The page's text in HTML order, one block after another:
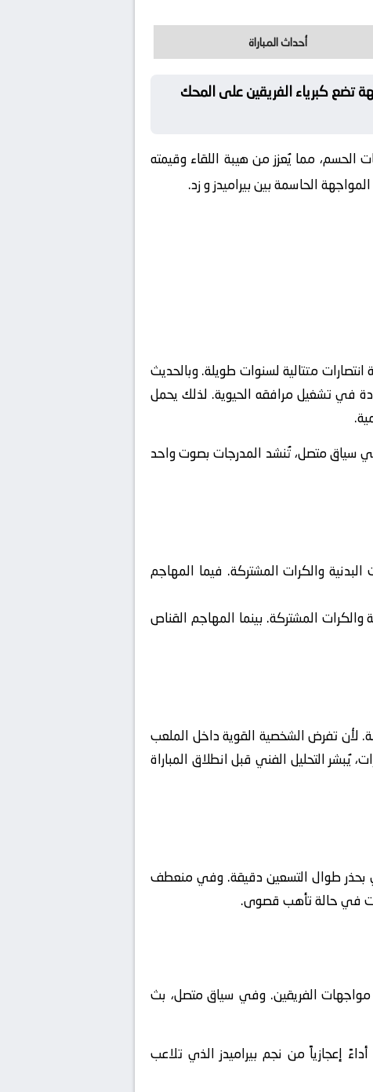
أحداث المباراة
تضع كبرياء الفريقين على المحك
الحسم، مما يُعزز من هيبة اللقاء وقيمته
الحاسمة بين بيراميدز و زد.
متتالية لسنوات طويلة. وبالحديث
في تشغيل مرافقه الحيوية. لذلك يحمل
سياق متصل، تُنشد المدرجات بصوت واحد
والكرات المشتركة. فيما المهاجم
المشتركة. بينما المهاجم القناص
لأن تفرض الشخصية القوية داخل الملعب
التحليل الفني قبل انطلاق المباراة
بحذر طوال التسعين دقيقة. وفي منعطف
في حالة تأهب قصوى.
مواجهات الفريقين. وفي سياق متصل، بث
إعجازياً من نجم بيراميدز الذي تلاعب